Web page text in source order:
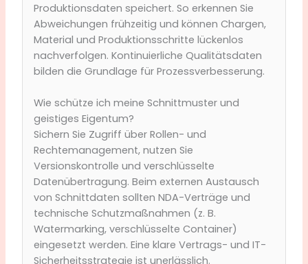
Produktionsdaten speichert. So erkennen Sie
Abweichungen frühzeitig und können Chargen,
Material und Produktionsschritte lückenlos
nachverfolgen. Kontinuierliche Qualitätsdaten
bilden die Grundlage für Prozessverbesserung.
Wie schütze ich meine Schnittmuster und
geistiges Eigentum?
Sichern Sie Zugriff über Rollen- und
Rechtemanagement, nutzen Sie
Versionskontrolle und verschlüsselte
Datenübertragung. Beim externen Austausch
von Schnittdaten sollten NDA-Verträge und
technische Schutzmaßnahmen (z. B.
Watermarking, verschlüsselte Container)
eingesetzt werden. Eine klare Vertrags- und IT-
Sicherheitsstrategie ist unerlässlich.